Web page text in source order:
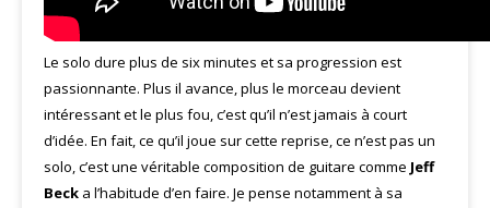
Le solo dure plus de six minutes et sa progression est
passionnante. Plus il avance, plus le morceau devient
intéressant et le plus fou, c’est qu’il n’est jamais à court
d’idée. En fait, ce qu’il joue sur cette reprise, ce n’est pas un
solo, c’est une véritable composition de guitare comme Jeff
Beck a l’habitude d’en faire. Je pense notamment à sa